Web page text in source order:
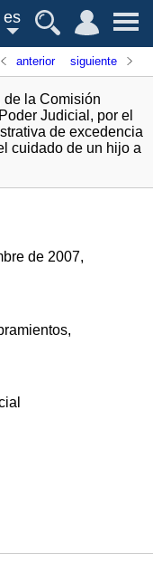
es
anterior siguiente
de la Comisión
Judicial, por el
de excedencia
cuidado de un hijo a
de 2007,